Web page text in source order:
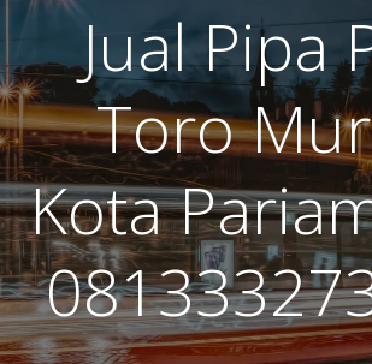
Jual Pipa
Toro
Kota